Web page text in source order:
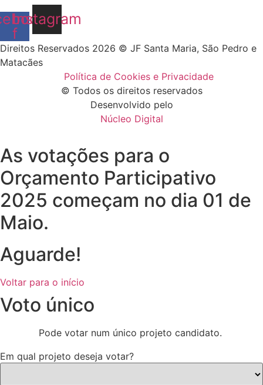
f
Instagram
Direitos Reservados 2026 © JF Santa Maria, São Pedro e
Matacães
Política de Cookies e Privacidade
© Todos os direitos reservados
Desenvolvido pelo
Núcleo Digital
As votações para o
Orçamento Participativo
2025 começam no dia 01 de
Maio.
Aguarde!
Voltar para o início
Voto único
Pode votar num único projeto candidato.
Em qual projeto deseja votar?